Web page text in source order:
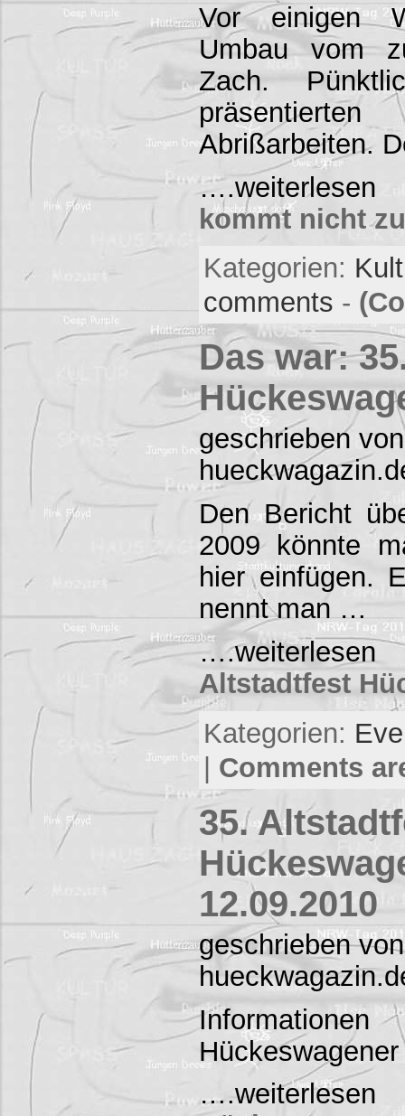
Vor einigen
Umbau vom
Zach.
Abrißarbeiten.
kommt nicht
Kategorien:
comments -
Das war:
geschrieben
Den Bericht
2009 könnte
hier einfügen.
nennt man …
Altstadtfest
Kategorien:
| Comments
35.
12.09.2010
geschrieben